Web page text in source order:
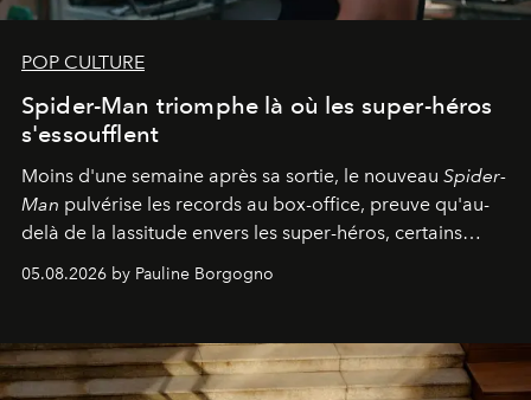
POP CULTURE
Spider-Man triomphe là où les super-héros
s'essoufflent
Moins d'une semaine après sa sortie, le nouveau Spider-
Man pulvérise les records au box-office, preuve qu'au-
delà de la lassitude envers les super-héros, certains
05.08.2026 by Pauline Borgogno